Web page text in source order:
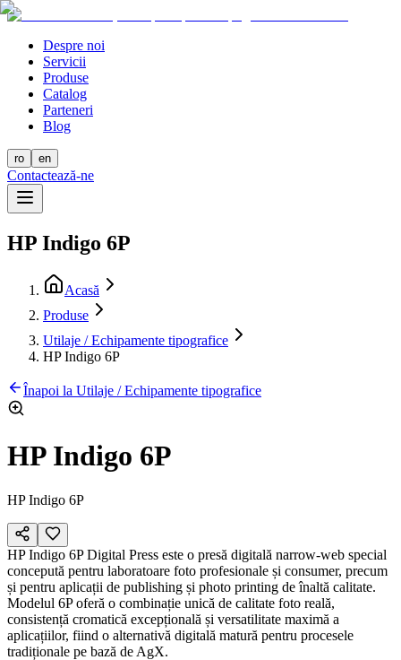
Despre noi
Servicii
Produse
Catalog
Parteneri
Blog
ro en
Contactează-ne
HP Indigo 6P
Acasă
Produse
Utilaje / Echipamente tipografice
HP Indigo 6P
Înapoi la Utilaje / Echipamente tipografice
HP Indigo 6P
HP Indigo 6P
HP Indigo 6P Digital Press este o presă digitală narrow-web special
concepută pentru laboratoare foto profesionale și consumer, precum
și pentru aplicații de publishing și photo printing de înaltă calitate.
Modelul 6P oferă o combinație unică de calitate foto reală,
consistență cromatică excepțională și versatilitate maximă a
aplicațiilor, fiind o alternativă digitală matură pentru procesele
tradiționale pe bază de AgX.